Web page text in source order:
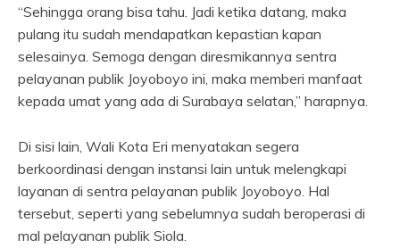
“Sehingga orang bisa tahu. Jadi ketika datang, maka
pulang itu sudah mendapatkan kepastian kapan
selesainya. Semoga dengan diresmikannya sentra
pelayanan publik Joyoboyo ini, maka memberi manfaat
kepada umat yang ada di Surabaya selatan,” harapnya.
Di sisi lain, Wali Kota Eri menyatakan segera
berkoordinasi dengan instansi lain untuk melengkapi
layanan di sentra pelayanan publik Joyoboyo. Hal
tersebut, seperti yang sebelumnya sudah beroperasi di
mal pelayanan publik Siola.